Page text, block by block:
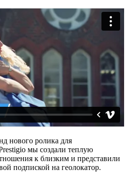
нового ролика для
мы создали теплую
к близким и представили
подпиской на геолокатор.